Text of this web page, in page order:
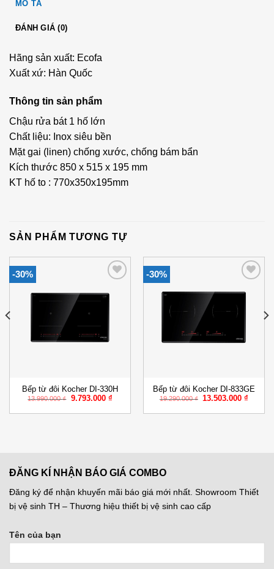
MÔ TẢ
ĐÁNH GIÁ (0)
Hãng sản xuất: Ecofa
Xuất xứ: Hàn Quốc
Thông tin sản phẩm
Chậu rửa bát 1 hố lớn
Chất liệu: Inox siêu bền
Mặt gai (linen) chống xước, chống bám bẩn
Kích thước 850 x 515 x 195 mm
KT hố to : 770x350x195mm
SẢN PHẨM TƯƠNG TỰ
-30%
Bếp từ đôi Kocher DI-330H
13.990.000₫
Giá
là:
9.793.000 ₫Giá
tại
-30%
Add to
Bếp từ đôi Kocher DI-833GE
19.290.000₫ Giá
là:
13.503.000₫
tại
ĐĂNG KÍ NHẬN BÁO GIÁ COMBO
Đăng ký để nhận khuyến mãi báo giá mới nhất. Showroom Thiết
bị vệ sinh TH – Thương hiệu thiết bị vệ sinh cao cấp
Tên của bạn